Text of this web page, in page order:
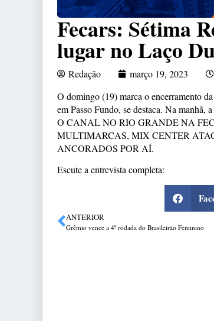
Fecars: Sétima
lugar no Laço
Redação março 19, 2023
O domingo (19) marca o encerramento
em Passo Fundo, se destaca. Na manhã,
O CANAL NO RIO GRANDE NA
MULTIMARCAS, MIX CENTER
ANCORADOS POR AÍ.
Escute a entrevista completa:
ANTERIOR
Grêmio vence a 4ª rodada do Brasileirão Feminino